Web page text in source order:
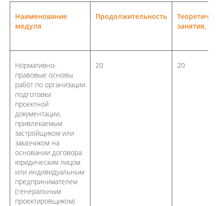
Наименование
модуля
Продолжительность
занятия,
Нормативно-
правовые основы
работ по организации
подготовки
проектной
документации,
привлекаемым
застройщиком или
заказчиком на
основании договора
юридическим лицом
или индивидуальным
предпринимателем
(генеральным
проектировщиком)
20 20